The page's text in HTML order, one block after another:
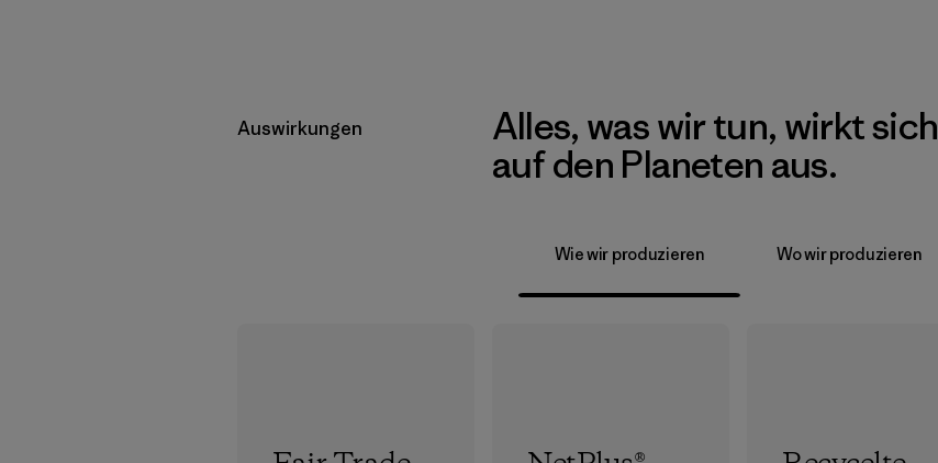
Auswirkungen
Alles, was wir tun, wirkt sich
auf den Planeten aus.
Wie wir produzieren Wo wir produzieren